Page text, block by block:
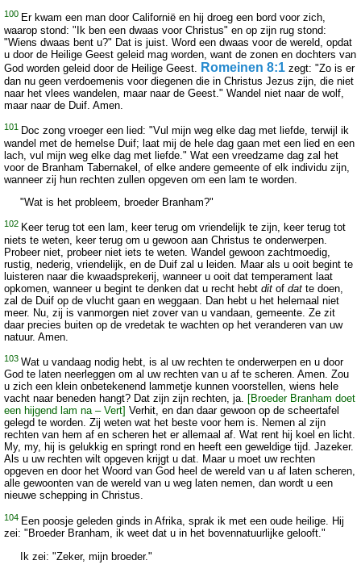
100 Er kwam een man door Californië en hij droeg een bord voor zich,
waarop stond: "Ik ben een dwaas voor Christus" en op zijn rug stond:
"Wiens dwaas bent u?" Dat is juist. Word een dwaas voor de wereld, opdat
u door de Heilige Geest geleid mag worden, want de zonen en dochters van
God worden geleid door de Heilige Geest.
Romeinen 8:1 zegt: "Zo is er
dan nu geen verdoemenis voor diegenen die in Christus Jezus zijn, die niet
naar het vlees wandelen, maar naar de Geest." Wandel niet naar de wolf,
maar naar de Duif. Amen.
101 Doc zong vroeger een lied: "Vul mijn weg elke dag met liefde, terwijl ik
wandel met de hemelse Duif; laat mij de hele dag gaan met een lied en een
lach, vul mijn weg elke dag met liefde." Wat een vreedzame dag zal het
voor de Branham Tabernakel, of elke andere gemeente of elk individu zijn,
wanneer zij hun rechten zullen opgeven om een lam te worden.
"Wat is het probleem, broeder Branham?"
102 Keer terug tot een lam, keer terug om vriendelijk te zijn, keer terug tot
niets te weten, keer terug om u gewoon aan Christus te onderwerpen.
Probeer niet, probeer niet iets te weten. Wandel gewoon zachtmoedig,
rustig, nederig, vriendelijk, en de Duif zal u leiden. Maar als u ooit begint te
luisteren naar die kwaadsprekerij, wanneer u ooit dat temperament laat
opkomen, wanneer u begint te denken dat u recht hebt dit of dat te doen,
zal de Duif op de vlucht gaan en weggaan. Dan hebt u het helemaal niet
meer. Nu, zij is vanmorgen niet zover van u vandaan, gemeente. Ze zit
daar precies buiten op de vredetak te wachten op het veranderen van uw
natuur. Amen.
103 Wat u vandaag nodig hebt, is al uw rechten te onderwerpen en u door
God te laten neerleggen om al uw rechten van u af te scheren. Amen. Zou
u zich een klein onbetekenend lammetje kunnen voorstellen, wiens hele
vacht naar beneden hangt? Dat zijn zijn rechten, ja. [Broeder Branham doet
een hijgend lam na – Vert] Verhit, en dan daar gewoon op de scheertafel
gelegd te worden. Zij weten wat het beste voor hem is. Nemen al zijn
rechten van hem af en scheren het er allemaal af. Wat rent hij koel en licht.
My, my, hij is gelukkig en springt rond en heeft een geweldige tijd. Jazeker.
Als u uw rechten wilt opgeven krijgt u dat. Maar u moet uw rechten
opgeven en door het Woord van God heel de wereld van u af laten scheren,
alle gewoonten van de wereld van u weg laten nemen, dan wordt u een
nieuwe schepping in Christus.
104 Een poosje geleden ginds in Afrika, sprak ik met een oude heilige. Hij
zei: "Broeder Branham, ik weet dat u in het bovennatuurlijke gelooft."
Ik zei: "Zeker, mijn broeder."